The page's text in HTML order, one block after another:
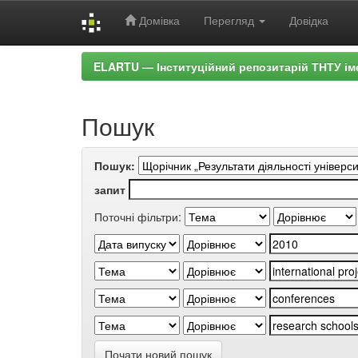
Домівка Перегляд Довідка
ELARTU — Інституційний репозитарій ТНТУ
Пошук
Пошук:
запит
Поточні фільтри:
Почати новий пошук